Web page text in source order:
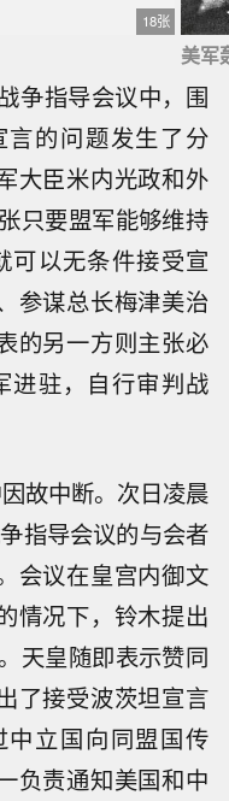
18张
美军
争指导会议中，围
的问题发生了分
大臣米内光政和外
只要盟军能够维持
可以无条件接受宣
参谋总长梅津美治
的另一方则主张必
进驻，自行审判战
故中断。次日凌晨
指导会议的与会者
会议在皇宫内御文
情况下，铃木提出
天皇随即表示赞同
了接受波茨坦宣言
立国向同盟国传
负责通知美国和中